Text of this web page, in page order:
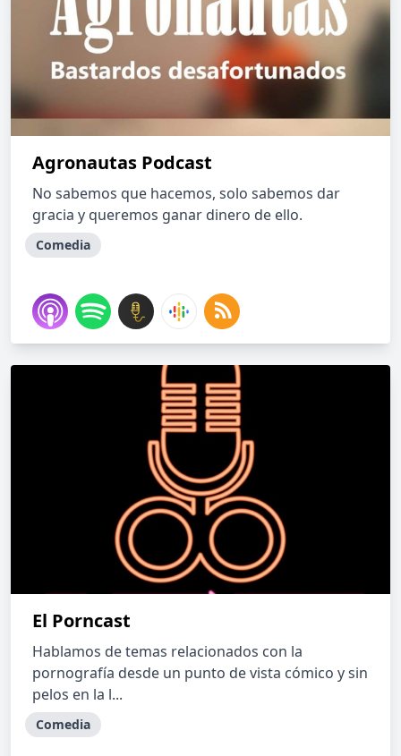
Agronautas Podcast
No sabemos que hacemos, solo sabemos dar
gracia y queremos ganar dinero de ello.
Comedia
El Porncast
Hablamos de temas relacionados con la
pornografía desde un punto de vista cómico y sin
pelos en la l...
Comedia